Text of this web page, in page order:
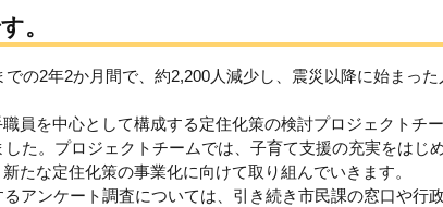
。
の2年2か月間で、約2,200人減少し、震災以降に始まった
員を中心として構成する定住化策の検討プロジェクトチ
た。プロジェクトチームでは、子育て支援の充実をはじ
たな定住化策の事業化に向けて取り組んでいきます。
アンケート調査については、引き続き市民課の窓口や行